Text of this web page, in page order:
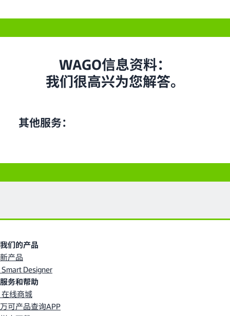
WAGO信息资料：
我们很高兴为您解答。
其他服务：
我们的产品
新产品
Smart Designer
服务和帮助
在线商城
万可产品查询APP